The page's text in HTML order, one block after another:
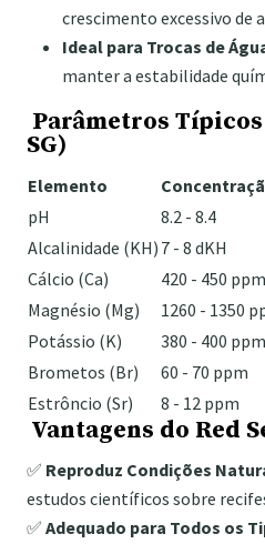
crescimento excessivo de
Ideal para Trocas de
manter a estabilidade
Parâmetros Típicos
SG)
Elemento
pH
8.2 - 8.4
Alcalinidade (KH) 7 - 8 dKH
Cálcio (Ca)
420 - 450 ppm
Magnésio (Mg)
1260 - 1350
Potássio (K)
380 - 400 ppm
Brometos (Br)
60 - 70 ppm
Estrôncio (Sr)
8 - 12 ppm
Vantagens do Red
✅ Reproduz Condições
estudos científicos sobre
✅ Adequado para Todos os